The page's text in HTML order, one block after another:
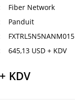
Fiber Network
Panduit
FXTRL5N5NANM015
645,13 USD + KDV
KDV